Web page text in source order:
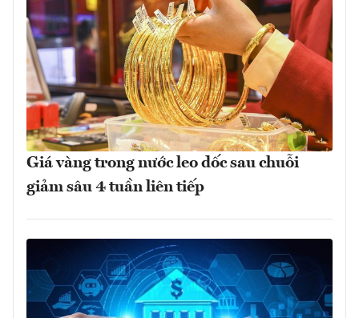
Giá vàng trong nước leo dốc sau chuỗi
giảm sâu 4 tuần liên tiếp